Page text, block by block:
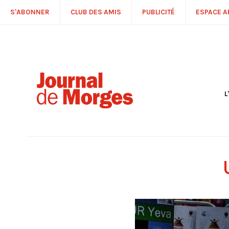
S'ABONNER CLUB DES AMIS PUBLICITÉ ESPACE